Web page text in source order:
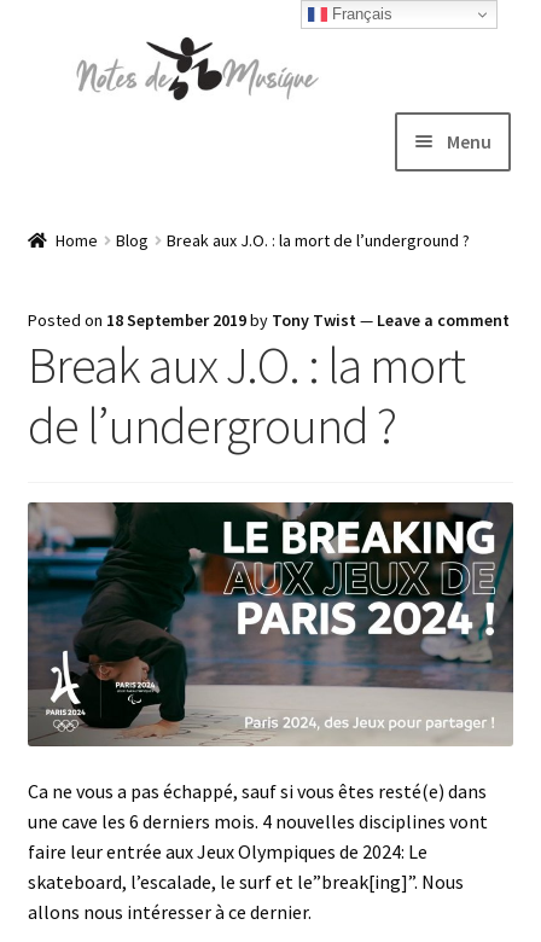
Menu
child
Hats
Sweatshirts
Blog
child
menu
Home Blog Break aux J.O. : la mort de l’underground ?
Posted on 18 September 2019by Tony Twist — Leave a comment
Break aux J.O. : la mort
de l’underground ?
Ca ne vous a pas échappé, sauf si vous êtes resté(e) dans
une cave les 6 derniers mois. 4 nouvelles disciplines vont
faire leur entrée aux Jeux Olympiques de 2024: Le
skateboard, l’escalade, le surf et le”break[ing]”. Nous
allons nous intéresser à ce dernier.
Français